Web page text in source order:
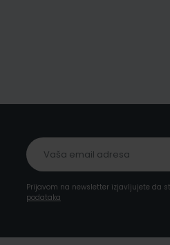
Prijavom na newsletter izjavljujete da
podataka